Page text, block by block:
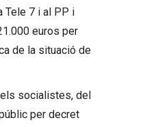
Tele 7 i al PP i
euros per
de la situació de
socialistes, del
per decret